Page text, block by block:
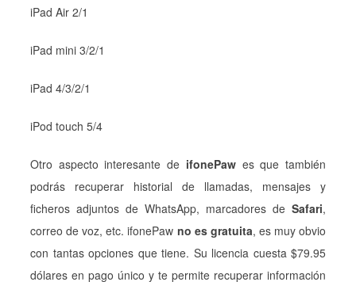
iPad Air 2/1
iPad mini 3/2/1
iPad 4/3/2/1
iPod touch 5/4
Otro aspecto interesante de ifonePawes que también
podrás recuperar historial de llamadas, mensajes y
ficheros adjuntos de WhatsApp, marcadores de Safari,
correo de voz, etc. ifonePaw no es gratuita, es muy obvio
con tantas opciones que tiene. Su licencia cuesta $79.95
dólares en pago único y te permite recuperar información